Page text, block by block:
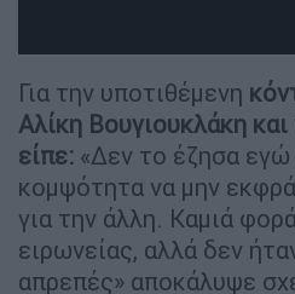
Για την υποτιθέμενη
Αλίκη Βουγιουκλάκη
είπε: «Δεν το έζησα εγώ
κομψότητα να μην
για την άλλη. Καμιά
ειρωνείας, αλλά δεν
απρεπές» αποκάλυψε